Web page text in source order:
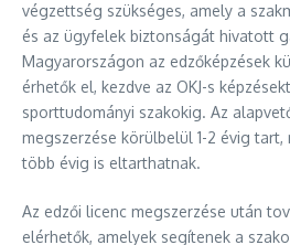
végzettség szükséges, amely a
és az ügyfelek biztonságát hivatott
Magyarországon az edzőképzések
érhetők el, kezdve az OKJ-s
sporttudományi szakokig. Az
megszerzése körülbelül 1-2 évig
több évig is eltarthatnak.
Az edzői licenc megszerzése után
elérhetők, amelyek segítenek a